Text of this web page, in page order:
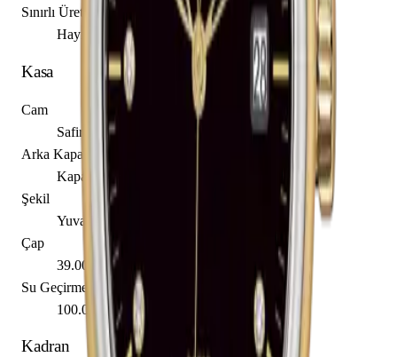
Sınırlı Üretim
Hayır
Kasa
Cam
Safir
Arka Kapak
Kapalı
Şekil
Yuvarlak
Çap
39.00 mm
Su Geçirmezlik
100.00 m
Kadran